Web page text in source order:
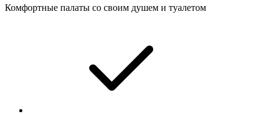
Комфортные палаты со своим душем и туалетом